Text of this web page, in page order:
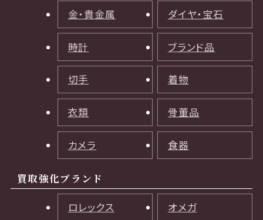
金・貴金属 ダイヤ・宝石
時計 ブランド品
切手 着物
衣類 骨董品
カメラ 食器
買取強化ブランド
ロレックス オメガ